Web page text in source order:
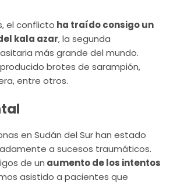
el conflicto ha traído consigo un
kala azar, la segunda
más grande del mundo.
brotes de sarampión,
entre otros.
en Sudán del Sur han estado
a sucesos traumáticos.
de un aumento de los intentos
asistido a pacientes que